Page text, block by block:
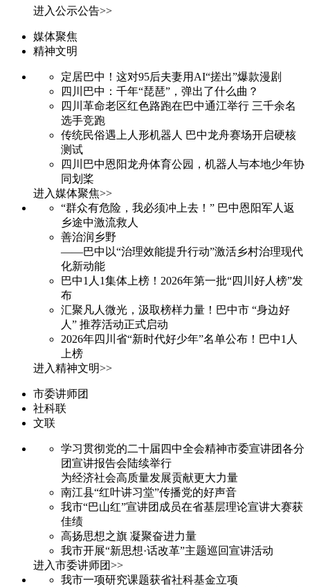
进入公示公告>>
媒体聚焦
精神文明
定居巴中！这对95后夫妻用AI“搓出”爆款漫剧
四川巴中：千年“琵琶”，弹出了什么曲？
四川革命老区红色路跑在巴中通江举行 三千余名
选手竞跑
传统民俗遇上人形机器人 巴中龙舟赛场开启硬核
测试
四川巴中恩阳龙舟体育公园，机器人与本地少年协
同划桨
进入媒体聚焦>>
“群众有危险，我必须冲上去！” 巴中恩阳军人返
乡途中激流救人
善治润乡野
——巴中以“治理效能提升行动”激活乡村治理现代
化新动能
巴中1人1集体上榜！2026年第一批“四川好人榜”发
布
汇聚凡人微光，汲取榜样力量！巴中市 “身边好
人” 推荐活动正式启动
2026年四川省“新时代好少年”名单公布！巴中1人
上榜
进入精神文明>>
市委讲师团
社科联
文联
学习贯彻党的二十届四中全会精神市委宣讲团各分
团宣讲报告会陆续举行
为经济社会高质量发展贡献更大力量
南江县“红叶讲习堂”传播党的好声音
我市“巴山红”宣讲团成员在省基层理论宣讲大赛获
佳绩
高扬思想之旗 凝聚奋进力量
我市开展“新思想·话改革”主题巡回宣讲活动
进入市委讲师团>>
我市一项研究课题获省社科基金立项